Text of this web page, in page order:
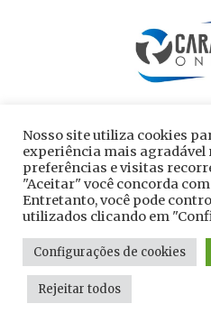
Todos os direitos
Nosso site utiliza cookies
experiência mais agradável
preferências e visitas
"Aceitar" você concorda
Entretanto, você pode
utilizados clicando em
Configurações de cookies
Rejeitar todos